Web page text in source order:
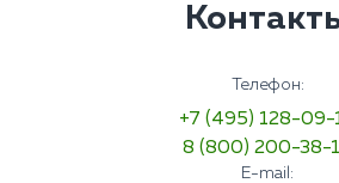
Телефон:
+7 (495) 128-09-
8 (800) 200-38-
E-mail: